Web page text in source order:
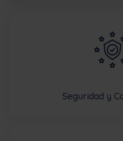
Seguridad y